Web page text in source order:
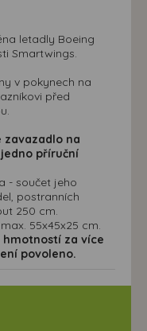
letadly Boeing
Smartwings.
v pokynech na
před
zavazadlo na
příruční
- součet jeho
postranních
250 cm.
55x45x25 cm.
hmotností za více
povoleno.